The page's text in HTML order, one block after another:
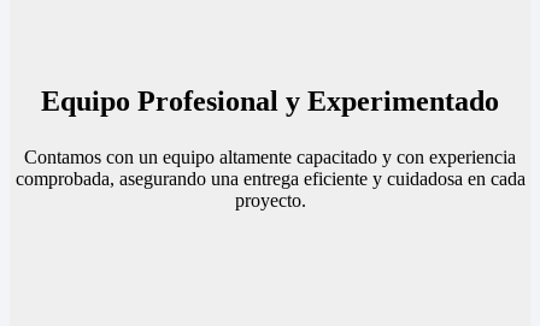
Equipo Profesional y Experimentado
Contamos con un equipo altamente capacitado y con experiencia
comprobada, asegurando una entrega eficiente y cuidadosa en cada
proyecto.